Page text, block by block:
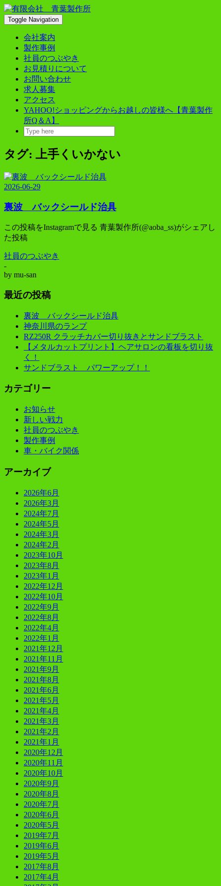
Skip
to
content
Toggle Navigation
会社案内
製作事例
社員のつぶやき
お見積りについて
お問い合わせ
求人募集
アクセス
YAHOO!ショッピングからお越しの皆様へ【青葉製作
所Q＆A】
タグ: 上手くいかない
2026-06-29
裏波 バックシールド治具
この投稿をInstagramで見る 青葉製作所(@aoba_ss)がシェアし
た投稿
社員のつぶやき
-
by mu-san
最近の投稿
裏波 バックシールド治具
神奈川県のランプ
RZ250R クラッチカバー切り抜きとサンドブラスト
【メタルカットプリント】ヘアサロンの看板を切り抜
く！
サンドブラスト パワーアップ！！
カテゴリー
お知らせ
新しい戦力
社員のつぶやき
製作事例
車・バイク関係
アーカイブ
2026年6月
2026年3月
2024年7月
2024年5月
2024年3月
2024年2月
2023年10月
2023年8月
2023年1月
2022年12月
2022年10月
2022年9月
2022年8月
2022年4月
2022年1月
2021年12月
2021年11月
2021年9月
2021年8月
2021年6月
2021年5月
2021年4月
2021年3月
2021年2月
2021年1月
2020年12月
2020年11月
2020年10月
2020年9月
2020年8月
2020年7月
2020年6月
2020年5月
2019年7月
2019年6月
2019年5月
2017年8月
2017年4月